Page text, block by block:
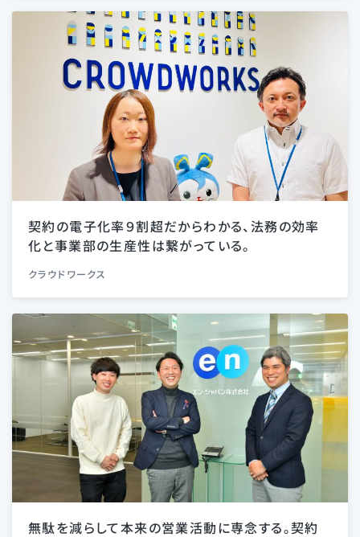
契約の電子化率９割超だからわかる、法務の効率
化と事業部の生産性は繋がっている。
クラウドワークス
無駄を減らして本来の営業活動に専念する。契約